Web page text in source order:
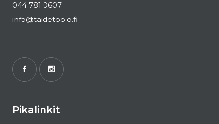
044 781 0607
info@taidetoolo.fi
Pikalinkit